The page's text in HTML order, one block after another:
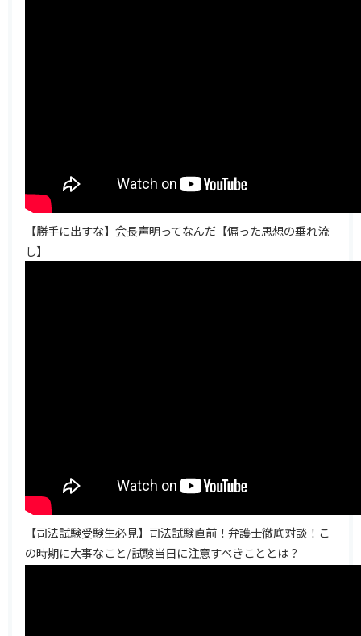
【勝手に出すな】会長声明ってなんだ【偏った思想の垂れ流
し】
【司法試験受験生必見】司法試験直前！弁護士徹底対談！こ
の時期に大事なこと/試験当日に注意すべきこととは？